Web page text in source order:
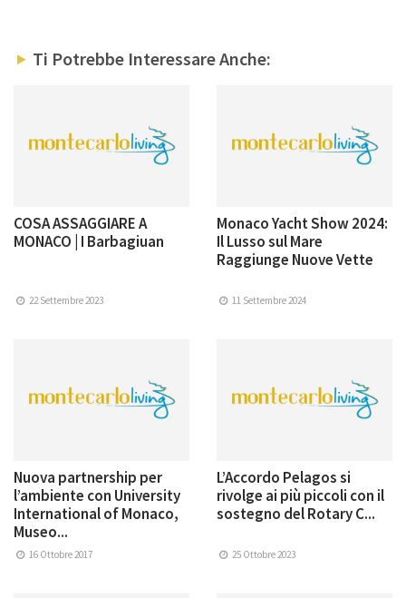
Ti Potrebbe Interessare Anche:
COSA ASSAGGIARE A
MONACO | I Barbagiuan
22 Settembre 2023
Monaco Yacht Show 2024:
Il Lusso sul Mare
Raggiunge Nuove Vette
11 Settembre 2024
Nuova partnership per
l’ambiente con University
International of Monaco,
Museo...
16 Ottobre 2017
L’Accordo Pelagos si
rivolge ai più piccoli con il
sostegno del Rotary C...
25 Ottobre 2023